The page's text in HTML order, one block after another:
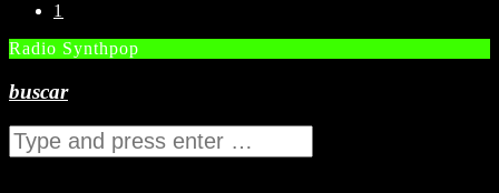
1
Radio Synthpop
buscar